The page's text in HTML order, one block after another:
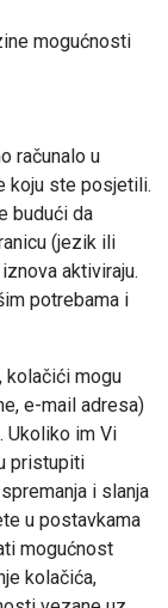
mogućnosti
računalo u
koju ste posjetili.
budući da
(jezik ili
aktiviraju.
potrebama i
kolačići mogu
e-mail adresa)
Ukoliko im Vi
pristupiti
i slanja
u postavkama
mogućnost
kolačića,